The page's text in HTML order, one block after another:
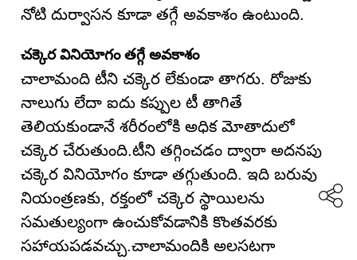
నోటి దుర్వాసన కూడా తగ్గే అవకాశం ఉంటుంది.
చక్కెర వినియోగం తగ్గే అవకాశం
చాలామంది టీని చక్కెర లేకుండా తాగరు. రోజుకు
నాలుగు లేదా ఐదు కప్పుల టీ తాగితే
తెలియకుండానే శరీరంలోకి అధిక మోతాదులో
చక్కెర చేరుతుంది.టీని తగ్గించడం ద్వారా అదనపు
చక్కెర వినియోగం కూడా తగ్గుతుంది. ఇది బరువు
నియంత్రణకు, రక్తంలో చక్కెర స్థాయిలను
సమతుల్యంగా ఉంచుకోవడానికి కొంతవరకు
సహాయపడవచ్చు.చాలామందికి అలసటగా